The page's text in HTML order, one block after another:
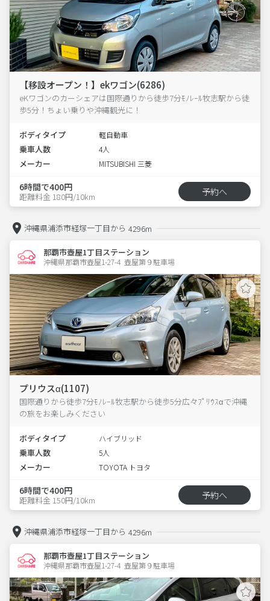
【移設オープン！】ekワゴン(6286)
eKワゴンのカーシェアは国際通りから徒歩7分ﾓﾉﾚｰﾙ牧志駅から徒
歩5分！ちょい乗りや沖縄観光に！
ボディタイプ 軽自動車
乗車人数 4人
メーカー MITSUBISHI 三菱
6時間で400円
距離料金 180円/10km 予約へ
沖縄県浦添市経塚一丁目から 4296m
那覇市壺屋1丁目ステーション
沖縄県那覇市壺屋1-27-4  壺屋第９駐車場
プリウスα(1107)
国際通りから徒歩7分ﾓﾉﾚｰﾙ牧志駅から徒歩5分広々ﾌﾟﾘｳｽαで沖縄
の旅をお楽しみください
ボディタイプ ハイブリッド
乗車人数 5人
メーカー TOYOTA トヨタ
6時間で400円
距離料金 150円/10km 予約へ
沖縄県浦添市経塚一丁目から 4296m
那覇市壺屋1丁目ステーション
沖縄県那覇市壺屋1-27-4  壺屋第９駐車場